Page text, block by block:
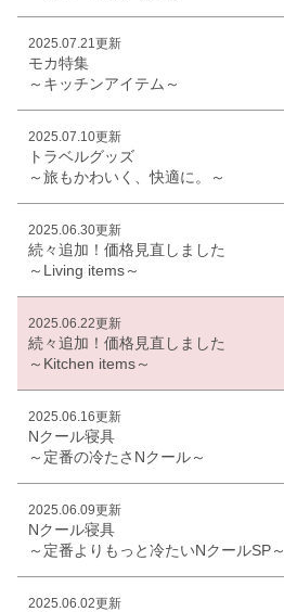
2025.07.21更新
モカ特集
～キッチンアイテム～
2025.07.10更新
トラベルグッズ
～旅もかわいく、快適に。～
2025.06.30更新
続々追加！価格見直しました
～Living items～
2025.06.22更新
続々追加！価格見直しました
～Kitchen items～
2025.06.16更新
Nクール寝具
～定番の冷たさNクール～
2025.06.09更新
Nクール寝具
～定番よりもっと冷たいNクールSP～
2025.06.02更新